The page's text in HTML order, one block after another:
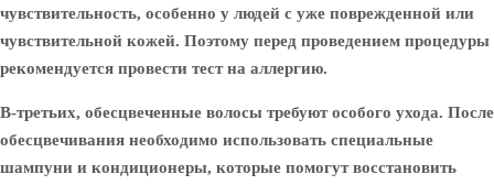
чувствительность, особенно у людей с уже поврежденной или
чувствительной кожей. Поэтому перед проведением процедуры
рекомендуется провести тест на аллергию.
В-третьих, обесцвеченные волосы требуют особого ухода. После
обесцвечивания необходимо использовать специальные
шампуни и кондиционеры, которые помогут восстановить